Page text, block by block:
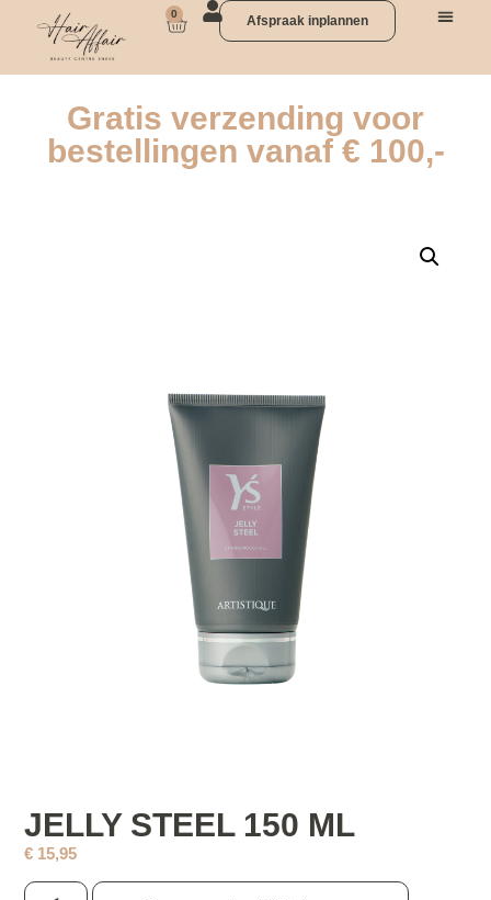
Afspraak inplannen
0
Gratis verzending voor
bestellingen vanaf € 100,-
JELLY STEEL 150 ML
€ 15,95